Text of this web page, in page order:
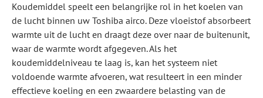
Koudemiddel speelt een belangrijke rol in het koelen van
de lucht binnen uw Toshiba airco. Deze vloeistof absorbeert
warmte uit de lucht en draagt deze over naar de buitenunit,
waar de warmte wordt afgegeven. Als het
koudemiddelniveau te laag is, kan het systeem niet
voldoende warmte afvoeren, wat resulteert in een minder
effectieve koeling en een zwaardere belasting van de